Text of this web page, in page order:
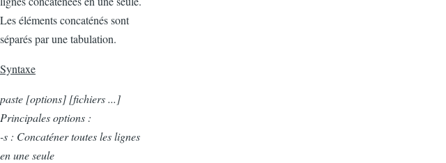
Les éléments concaténés sont
séparés par une tabulation.
Syntaxe
paste [options] [fichiers ...]
Principales options :
-s : Concaténer toutes les lignes
en une seule